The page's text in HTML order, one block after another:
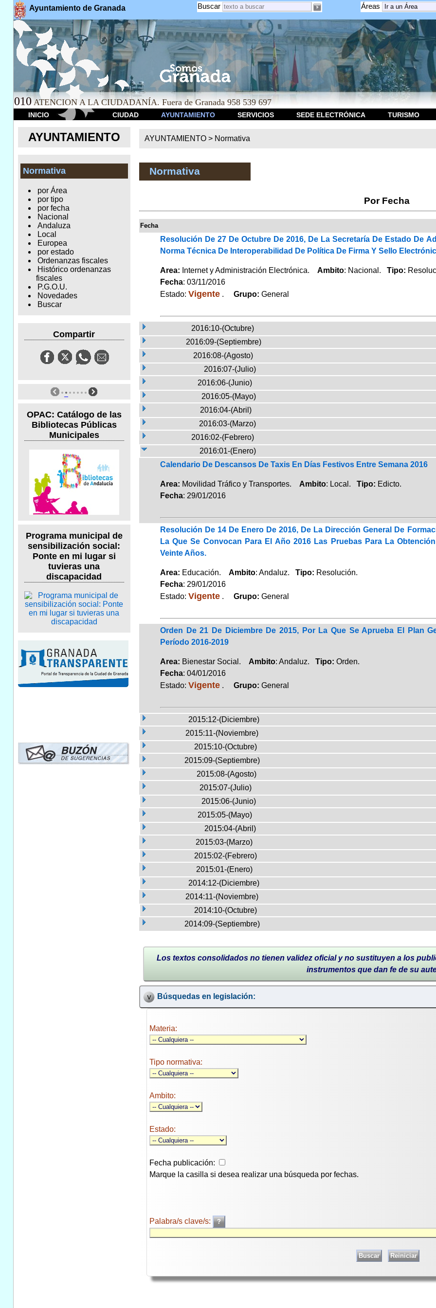
Ayuntamiento de Granada Áreas
Buscar
010 ATENCION A LA CIUDADANÍA. Fuera de Granada 958 539 697
INICIO CIUDAD AYUNTAMIENTO SERVICIOS SEDE ELECTRÓNICA TURISMO
AYUNTAMIENTO
Normativa
por Área
por tipo
por fecha
Nacional
Andaluza
Local
Europea
por estado
Ordenanzas fiscales
Histórico ordenanzas
fiscales
P.G.O.U.
Novedades
Buscar
Compartir
OPAC: Catálogo de las
Bibliotecas Públicas
Municipales
Programa municipal de
sensibilización social:
Ponte en mi lugar si
tuvieras una
discapacidad
AYUNTAMIENTO > Normativa
Normativa
Por Fecha
Fecha
Resolución De 27 De Octubre De 2016, De La Secretaría De Estado De
Norma Técnica De Interoperabilidad De Política De Firma Y Sello
Area: Internet y Administración Electrónica. Ambito: Nacional. Tipo:
Fecha: 03/11/2016
Estado: Vigente. Grupo: General
2016:10-(Octubre)
2016:09-(Septiembre)
2016:08-(Agosto)
2016:07-(Julio)
2016:06-(Junio)
2016:05-(Mayo)
2016:04-(Abril)
2016:03-(Marzo)
2016:02-(Febrero)
2016:01-(Enero)
Calendario De Descansos De Taxis En Días Festivos Entre Semana 2016
Area: Movilidad Tráfico y Transportes. Ambito: Local. Tipo: Edicto.
Fecha: 29/01/2016
Resolución De 14 De Enero De 2016, De La Dirección General De
La Que Se Convocan Para El Año 2016 Las Pruebas Para La
Veinte Años.
Area: Educación. Ambito: Andaluz. Tipo: Resolución.
Fecha: 29/01/2016
Estado: Vigente. Grupo: General
Orden De 21 De Diciembre De 2015, Por La Que Se Aprueba El Plan
Período 2016-2019
Area: Bienestar Social. Ambito: Andaluz. Tipo: Orden.
Fecha: 04/01/2016
Estado: Vigente. Grupo: General
2015:12-(Diciembre)
2015:11-(Noviembre)
2015:10-(Octubre)
2015:09-(Septiembre)
2015:08-(Agosto)
2015:07-(Julio)
2015:06-(Junio)
2015:05-(Mayo)
2015:04-(Abril)
2015:03-(Marzo)
2015:02-(Febrero)
2015:01-(Enero)
2014:12-(Diciembre)
2014:11-(Noviembre)
2014:10-(Octubre)
2014:09-(Septiembre)
Los textos consolidados no tienen validez oficial y no sustituyen a los
instrumentos que dan fe de su
Búsquedas en legislación:
Materia:
Tipo normativa:
Ambito:
Estado:
Fecha publicación:
Marque la casilla si desea realizar una búsqueda por fechas.
Palabra/s clave/s: